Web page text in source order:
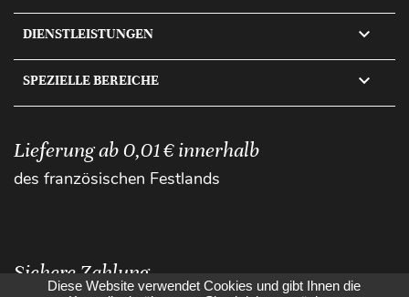
DIENSTLEISTUNGEN 
SPEZIELLE BEREICHE 
Lieferung ab 0,01 € innerhalb
des französischen Festlands
Sichere Zahlung
Diese Website verwendet Cookies und gibt Ihnen die